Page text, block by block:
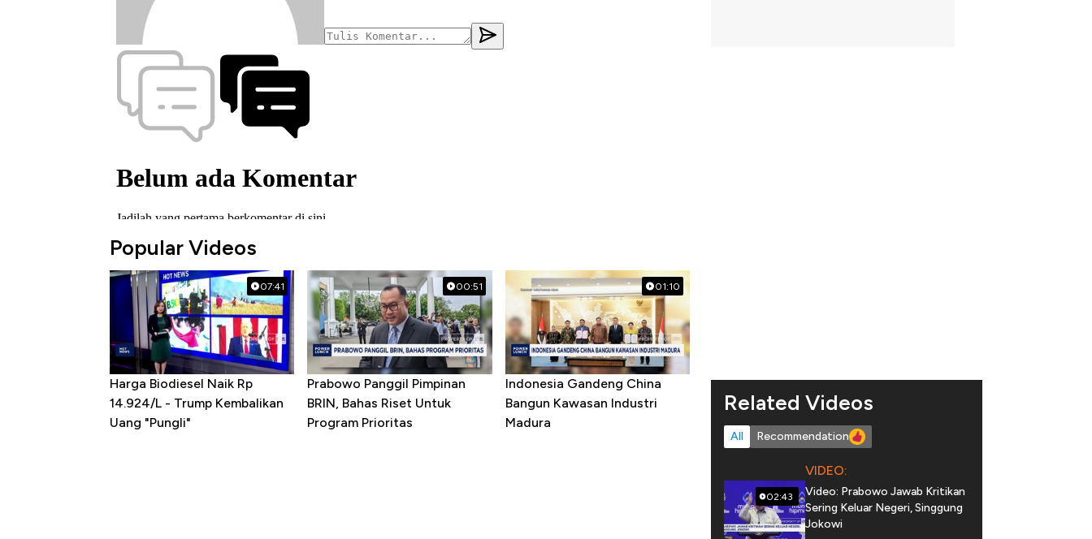
Popular Videos
07:41
Harga Biodiesel Naik Rp
14.924/L - Trump Kembalikan
Uang "Pungli"
00:51
Prabowo Panggil Pimpinan
BRIN, Bahas Riset Untuk
Program Prioritas
01:10
Indonesia Gandeng China
Bangun Kawasan Industri
Madura
Related Videos
All Recommendation
02:43
VIDEO:
Video: Prabowo Jawab Kritikan
Sering Keluar Negeri, Singgung
Jokowi